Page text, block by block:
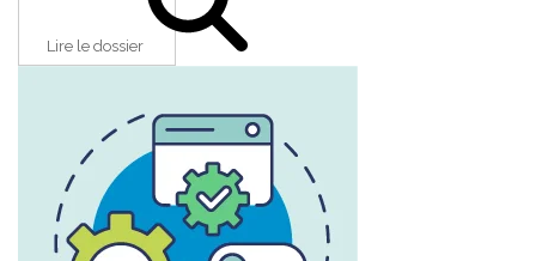
Lire le dossier